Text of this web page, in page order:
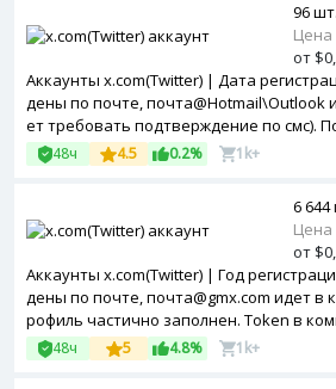
Аккаунты x.com(Twitter) | Дата
дены по почте, почта@Hotmail\Outlook
ет требовать подтверждение по смс).
аунтов добавлена аватарка.
48ч 4.5 0.2% 1k+
96 шт.
Цена
от
Аккаунты x.com(Twitter) | Год
дены по почте, почта@gmx.com идет в
рофиль частично заполнен. Token в
я авторизация включена.
48ч 5 4.8% 1k+
6 644
Цена
от